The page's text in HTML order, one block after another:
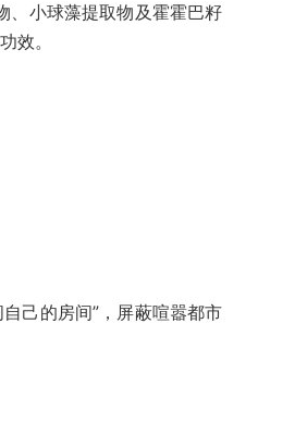
、小球藻提取物及霍霍巴籽
效。
己的房间”，屏蔽喧嚣都市